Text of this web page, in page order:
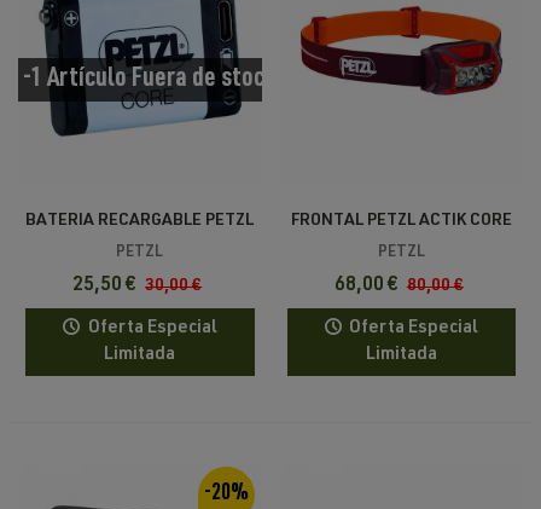
-1 Artículo Fuera de stock
BATERIA RECARGABLE PETZL
CORE 2
PETZL
25,50 € 30,00 €
Oferta Especial
Limitada
FRONTAL PETZL ACTIK CORE
625
PETZL
68,00 € 80,00 €
Oferta Especial
Limitada
-20%